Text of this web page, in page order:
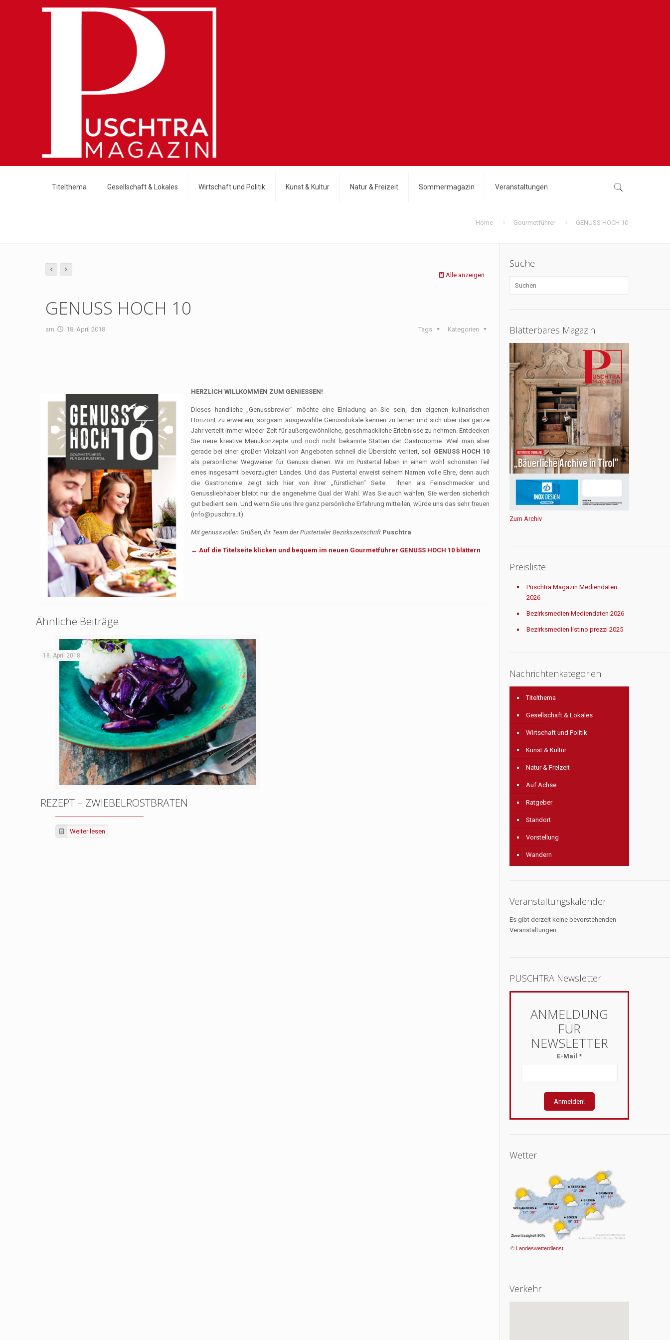
Titelthema Gesellschaft & Lokales Wirtschaft und Politik Kunst & Kultur Natur & Freizeit Sommermagazin Veranstaltungen
Home Gourmetführer GENUSS HOCH 10
Alle anzeigen
GENUSS HOCH 10
am 18. April 2018 Kategorien
Tags
HERZLICH WILLKOMMEN ZUM GENIESSEN!
Dieses handliche „Genuss­bre­vier“ möchte eine Einladung an Sie sein, den eigenen kulinarischen
Horizont zu erweitern, sorgsam ausgewählte Genusslokale kennen zu lernen und sich über das ganze
Jahr verteilt immer wieder Zeit für außergewöhnliche, geschmackliche Erlebnisse zu nehmen. Entdecken
Sie neue kreative Menükonzepte und noch nicht bekannte Stätten der Gastronomie. Weil man aber
gerade bei einer großen Vielzahl von Angeboten schnell die Übersicht verliert, soll GENUSS HOCH 10
als persönlicher Wegweiser für Genuss dienen. Wir im Pustertal leben in einem wohl schönsten Teil
eines insgesamt bevorzugten Landes. Und das Pustertal erweist seinem Namen volle Ehre, denn auch
die Gastronomie zeigt sich hier von ihrer „fürstlichen“ Seite. Ihnen als Feinschmecker und
Genussliebhaber bleibt nur die angenehme Qual der Wahl. Was Sie auch wählen, Sie werden sicherlich
gut bedient sein. Und wenn Sie uns Ihre ganz persönliche Erfahrung mit­teilen, würde uns das sehr freuen
(info@puschtra.it).
Mit genussvollen Grüßen, Ihr Team der Pustertaler Bezirkszeitschrift Puschtra
← Auf die Titelseite klicken und bequem im neuen Gourmetführer GENUSS HOCH 10 blättern
Ähnliche Beiträge
18. April 2018
REZEPT – ZWIEBELROSTBRATEN
Weiter lesen
Suche
Blätterbares Magazin
Zum Archiv
Preisliste
Puschtra Magazin Mediendaten
2026
Bezirksmedien Mediendaten 2026
Bezirksmedien listino prezzi 2025
Nachrichtenkategorien
Titelthema
Gesellschaft & Lokales
Wirtschaft und Politik
Kunst & Kultur
Natur & Freizeit
Auf Achse
Ratgeber
Standort
Vorstellung
Wandern
Veranstaltungskalender
Es gibt derzeit keine bevorstehenden
Veranstaltungen.
PUSCHTRA Newsletter
E-Mail*
Wetter
© Landeswetterdienst
Verkehr